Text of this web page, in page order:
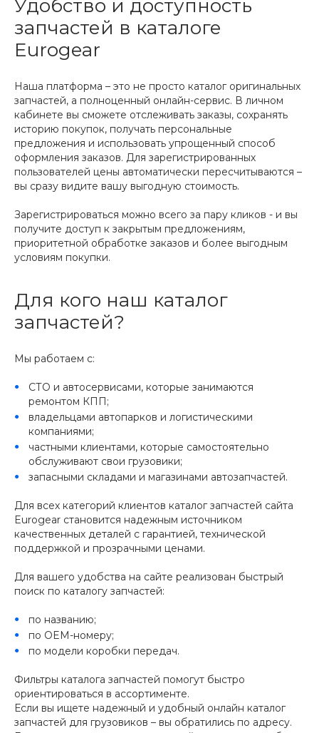
Удобство и доступность
запчастей в каталоге
Eurogear
Наша платформа – это не просто каталог оригинальных
запчастей, а полноценный онлайн-сервис. В личном
кабинете вы сможете отслеживать заказы, сохранять
историю покупок, получать персональные
предложения и использовать упрощенный способ
оформления заказов. Для зарегистрированных
пользователей цены автоматически пересчитываются –
вы сразу видите вашу выгодную стоимость.
Зарегистрироваться можно всего за пару кликов - и вы
получите доступ к закрытым предложениям,
приоритетной обработке заказов и более выгодным
условиям покупки.
Для кого наш каталог
запчастей?
Мы работаем с:
СТО и автосервисами, которые занимаются
ремонтом КПП;
владельцами автопарков и логистическими
компаниями;
частными клиентами, которые самостоятельно
обслуживают свои грузовики;
запасными складами и магазинами автозапчастей.
Для всех категорий клиентов каталог запчастей сайта
Eurogear становится надежным источником
качественных деталей с гарантией, технической
поддержкой и прозрачными ценами.
Для вашего удобства на сайте реализован быстрый
поиск по каталогу запчастей:
по названию;
по OEM-номеру;
по модели коробки передач.
Фильтры каталога запчастей помогут быстро
ориентироваться в ассортименте.
Если вы ищете надежный и удобный онлайн каталог
запчастей для грузовиков – вы обратились по адресу.